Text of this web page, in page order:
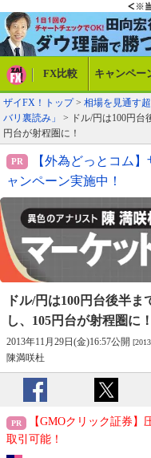
FX比較 キャンペー
ザイFX！トップ> 相場を見通す
バリ裏読み」
> ドル/円は100円台
円台が射程圏に！
【外為どっとコム
ャンペーン実施中！
ドル/円は100円台後半ま
し、105円台が射程圏に！
2013年11月29日(金)16:57公開
陳満咲杜
【GMOクリック証券
取引可能！